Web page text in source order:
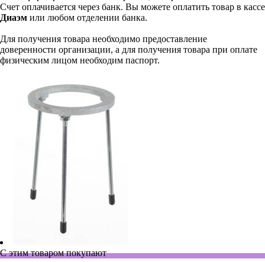
Счет оплачивается через банк. Вы можете оплатить товар в кассе
Диаэм или любом отделении банка.
Для получения товара необходимо предоставление
доверенности организации, а для получения товара при оплате
физическим лицом необходим паспорт.
С этим товаром покупают